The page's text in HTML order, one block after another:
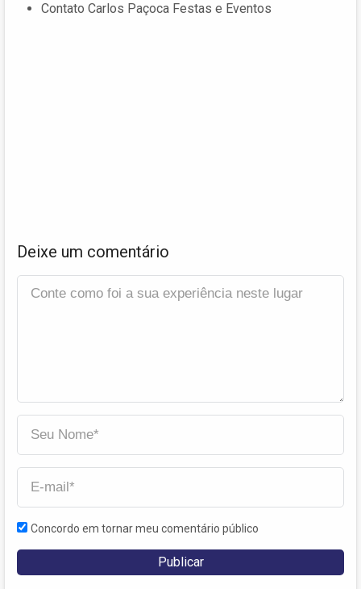
Contato Carlos Paçoca Festas e Eventos
Deixe um comentário
Concordo em tornar meu comentário público